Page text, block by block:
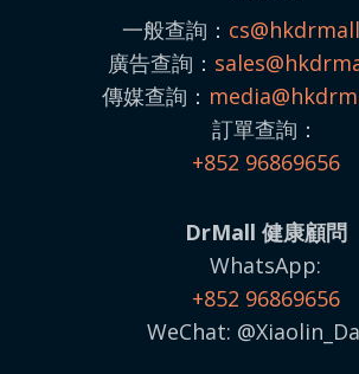
一般查詢：
廣告查詢： sales@
傳媒查詢： media@
訂單查詢：
+852 96869656
DrMall 健康顧問
WhatsApp:
+852 96869656
WeChat: